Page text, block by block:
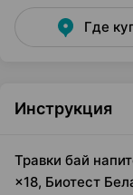
Где
Инструкция
Травки бай
×18, Биотест